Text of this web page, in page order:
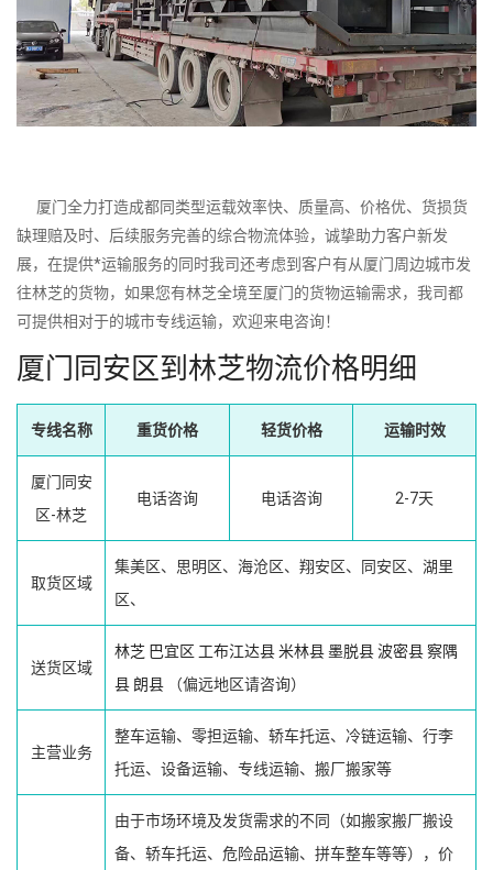
厦门全力打造成都同类型运载效率快、质量高、价格优、货损货
缺理赔及时、后续服务完善的综合物流体验，诚挚助力客户新发
展，在提供*运输服务的同时我司还考虑到客户有从厦门周边城市发
往林芝的货物，如果您有林芝全境至厦门的货物运输需求，我司都
可提供相对于的城市专线运输，欢迎来电咨询！
厦门同安区到林芝物流价格明细
专线名称 重货价格 轻货价格 运输时效
厦门同安
区-林芝
电话咨询 电话咨询 2-7天
取货区域
集美区、思明区、海沧区、翔安区、同安区、湖里
区、
送货区域
林芝 巴宜区 工布江达县米林县墨脱县波密县察隅
县 朗县 （偏远地区请咨询）
主营业务
整车运输、零担运输、轿车托运、冷链运输、行李
托运、设备运输、专线运输、搬厂搬家等
由于市场环境及发货需求的不同（如搬家搬厂搬设
备、轿车托运、危险品运输、拼车整车等等），价